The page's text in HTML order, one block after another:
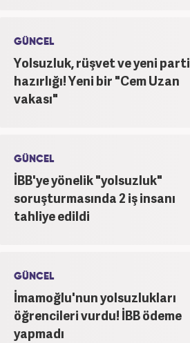
GÜNCEL
Yolsuzluk, rüşvet ve yeni parti
hazırlığı! Yeni bir "Cem Uzan
vakası"
GÜNCEL
İBB'ye yönelik "yolsuzluk"
soruşturmasında 2 iş insanı
tahliye edildi
GÜNCEL
İmamoğlu'nun yolsuzlukları
öğrencileri vurdu! İBB ödeme
yapmadı